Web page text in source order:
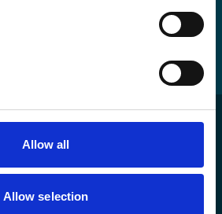
Allow all
Allow selection